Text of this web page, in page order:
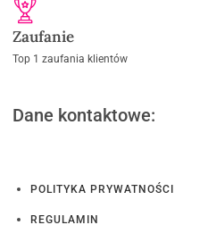
Zaufanie
Top 1 zaufania klientów
Dane kontaktowe:
POLITYKA PRYWATNOŚCI
REGULAMIN